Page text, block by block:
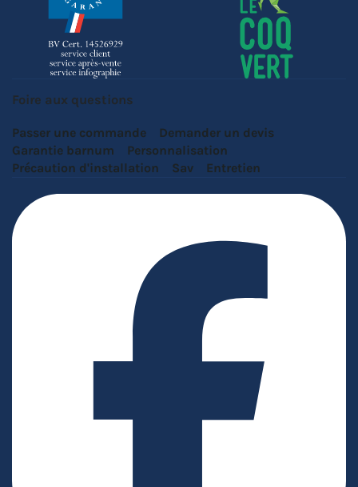
Foire aux questions
Passer une commande
Demander un devis
Garantie barnum
Personnalisation
Précaution d'installation
Sav Entretien